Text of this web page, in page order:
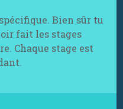
Bien sûr tu
fait les stages
Chaque stage est